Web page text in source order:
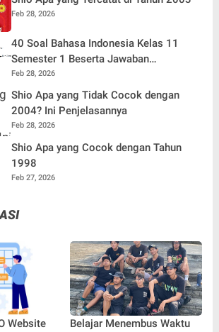
Feb 28, 2026
40 Soal Bahasa Indonesia Kelas 11
Semester 1 Beserta Jawaban
Terlengkap
Feb 28, 2026
Shio Apa yang Tidak Cocok dengan
2004? Ini Penjelasannya
Feb 28, 2026
Shio Apa yang Cocok dengan Tahun
1998
Feb 27, 2026
Website
Belajar Menembus Waktu